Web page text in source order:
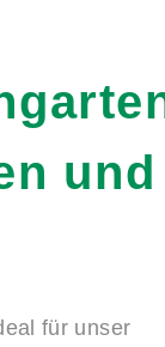
und
für unser